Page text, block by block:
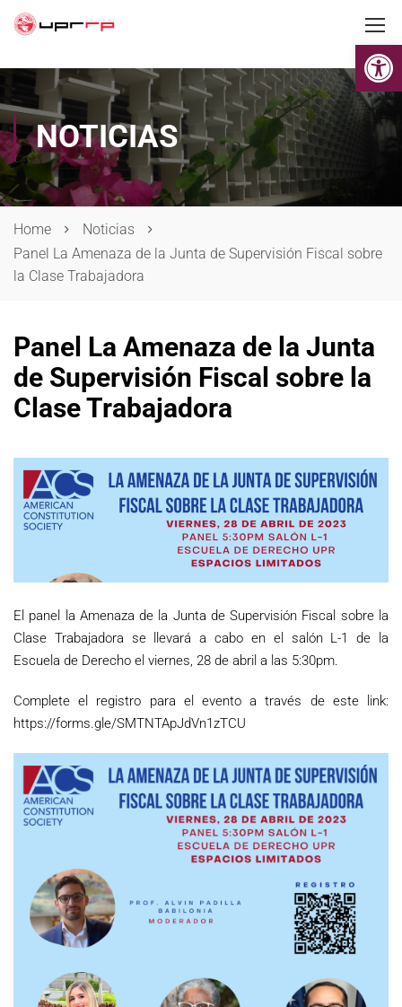
NOTICIAS
Home
Noticias
Panel La Amenaza de la Junta de Supervisión Fiscal sobre
la Clase Trabajadora
Panel La Amenaza de la Junta
de Supervisión Fiscal sobre la
Clase Trabajadora
El panel la Amenaza de la Junta de Supervisión Fiscal sobre la
Clase Trabajadora se llevará a cabo en el salón L-1 de la
Escuela de Derecho el viernes, 28 de abril a las 5:30pm.
Complete el registro para el evento a través de este link:
https://forms.gle/SMTNTApJdVn1zTCU